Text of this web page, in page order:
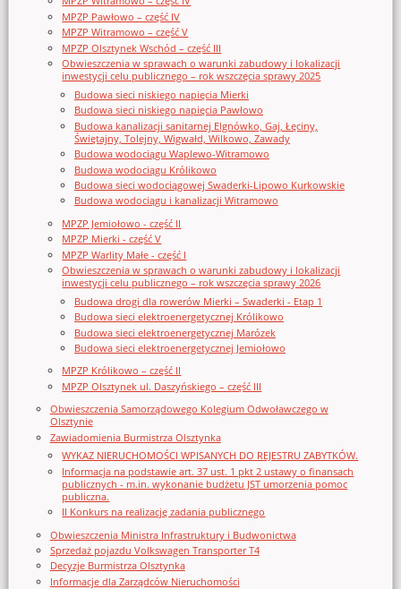
MPZP Pawłowo – część IV
MPZP Witramowo – część V
MPZP Olsztynek Wschód – część III
Obwieszczenia w sprawach o warunki zabudowy i lokalizacji
inwestycji celu publicznego – rok wszczęcia sprawy 2025
Budowa sieci niskiego napięcia Mierki
Budowa sieci niskiego napięcia Pawłowo
Budowa kanalizacji sanitarnej Elgnówko, Gaj, Łęciny,
Świętajny, Tolejny, Wigwałd, Wilkowo, Zawady
Budowa wodociągu Waplewo-Witramowo
Budowa wodociągu Królikowo
Budowa sieci wodociągowej Swaderki-Lipowo Kurkowskie
Budowa wodociągu i kanalizacji Witramowo
MPZP Jemiołowo - część II
MPZP Mierki - część V
MPZP Warlity Małe - część I
Obwieszczenia w sprawach o warunki zabudowy i lokalizacji
inwestycji celu publicznego – rok wszczęcia sprawy 2026
Budowa drogi dla rowerów Mierki – Swaderki - Etap 1
Budowa sieci elektroenergetycznej Królikowo
Budowa sieci elektroenergetycznej Marózek
Budowa sieci elektroenergetycznej Jemiołowo
MPZP Królikowo – część II
MPZP Olsztynek ul. Daszyńskiego – część III
Obwieszczenia Samorządowego Kolegium Odwoławczego w
Olsztynie
Zawiadomienia Burmistrza Olsztynka
WYKAZ NIERUCHOMOŚCI WPISANYCH DO REJESTRU ZABYTKÓW.
Informacja na podstawie art. 37 ust. 1 pkt 2 ustawy o finansach
publicznych - m.in. wykonanie budżetu JST umorzenia pomoc
publiczna.
II Konkurs na realizację zadania publicznego
Obwieszczenia Ministra Infrastruktury i Budwonictwa
Sprzedaż pojazdu Volkswagen Transporter T4
Decyzje Burmistrza Olsztynka
Informacje dla Zarządców Nieruchomości